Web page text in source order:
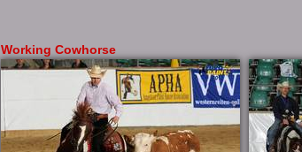
Working Cowhorse